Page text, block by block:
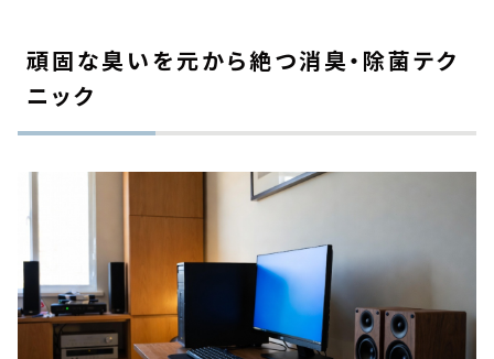
頑固な臭いを元から絶つ消臭・除菌テク
ニック